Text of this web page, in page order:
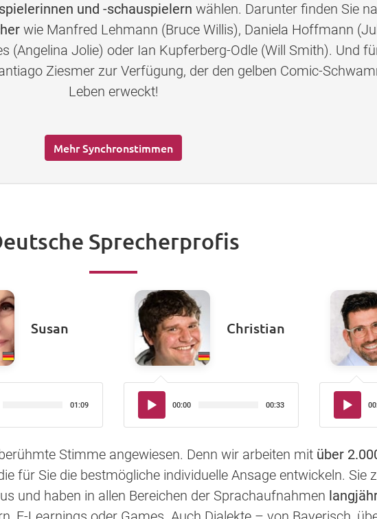
und -schauspielern wählen. Darunter finden Sie
wie Manfred Lehmann (Bruce Willis), Daniela Hoffmann
(Angelina Jolie) oder Ian Kupferberg-Odle (Will Smith). Und
Ziesmer zur Verfügung, der den gelben Comic-
Leben erweckt!
Mehr Synchronstimmen
Sprecherprofis
Susan
01:09
Christian
Audio-
Player
00:00 00:33
Audio-
Player
Stimme angewiesen. Denn wir arbeiten mit über
für Sie die bestmögliche individuelle Ansage entwickeln. Sie
und haben in allen Bereichen der Sprachaufnahmen